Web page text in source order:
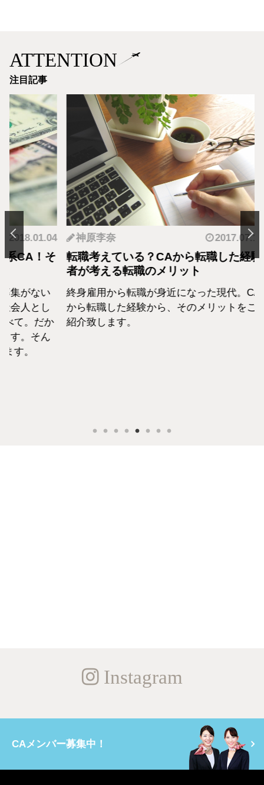
ATTENTION
注目記事
そ
い
し
か
ん
神原李奈 2017.07.18
転職考えている？CAから転職した経験
者が考える転職のメリット
終身雇用から転職が身近になった現代。CA
から転職した経験から、そのメリットをご
紹介致します。
藤
【
CA
Instagram
CAメンバー募集中！